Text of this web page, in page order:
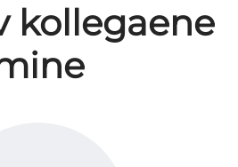
kollegaene